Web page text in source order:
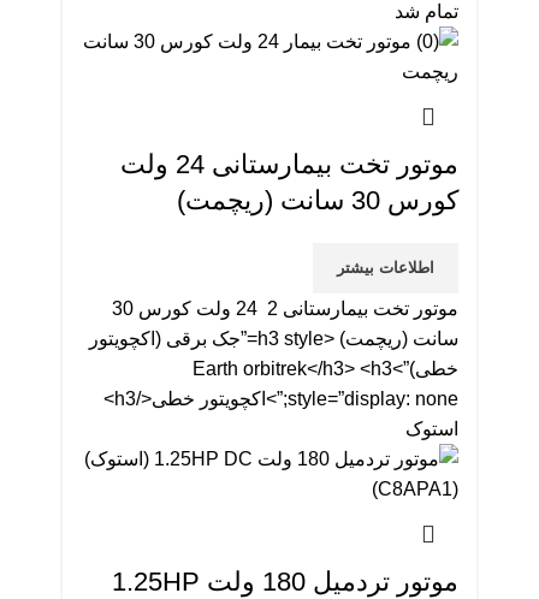
تمام شد
موتور تخت بیمارستانی 24 ولت
کورس 30 سانت (ریچمت)
اطلاعات بیشتر
موتور تخت بیمارستانی 2 24 ولت کورس 30
سانت (ریچمت) <h3 style=”جک برقی (اکچویتور
خطی)”>Earth orbitrek</h3> <h3
style=”display: none;”>اکچویتور خطی</h3>
استوک
موتور تردمیل 180 ولت 1.25HP